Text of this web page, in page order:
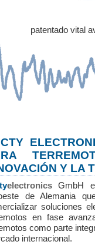
patentado vital
Y LA
electronics GmbH
de Alemania
soluciones
en fase
como parte
internacional.